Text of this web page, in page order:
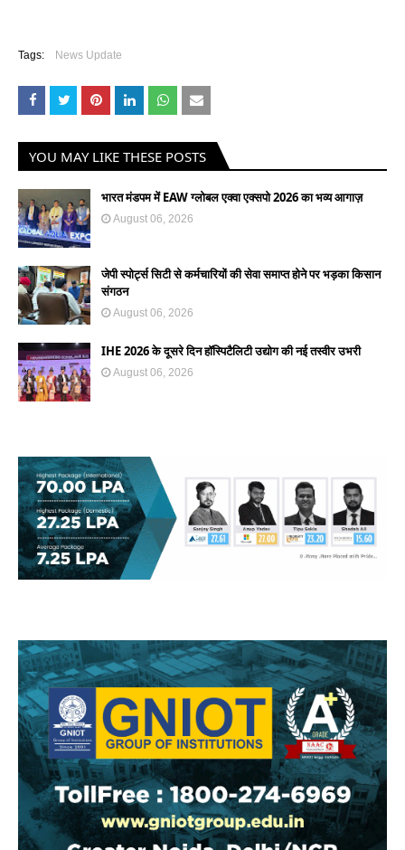
Tags: News Update
YOU MAY LIKE THESE POSTS
भारत मंडपम में EAW ग्लोबल एक्वा एक्सपो 2026 का भव्य आगाज़
August 06, 2026
जेपी स्पोर्ट्स सिटी से कर्मचारियों की सेवा समाप्त होने पर भड़का किसान
संगठन
August 06, 2026
IHE 2026 के दूसरे दिन हॉस्पिटैलिटी उद्योग की नई तस्वीर उभरी
August 06, 2026